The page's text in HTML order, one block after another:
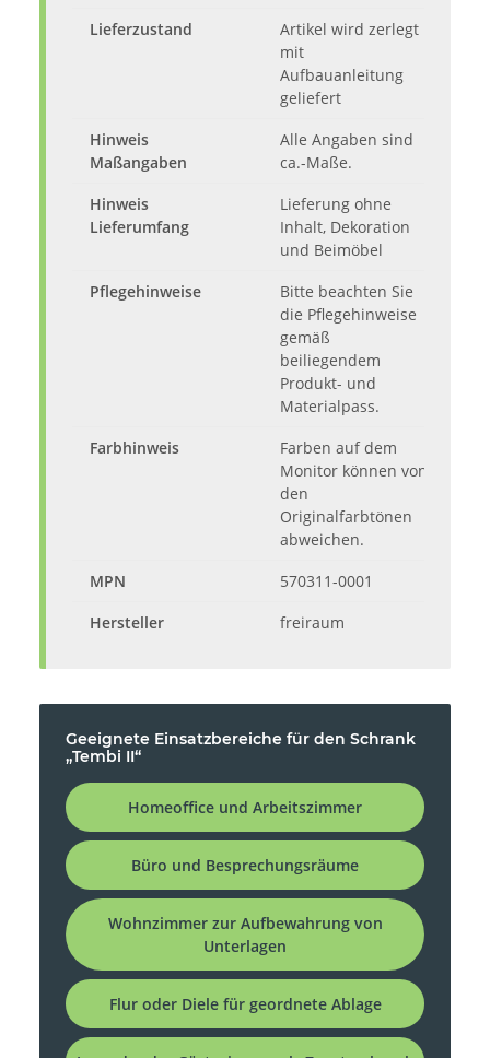
Lieferzustand
Artikel wird zerlegt
mit
Aufbauanleitung
geliefert
Hinweis
Maßangaben
Alle Angaben sind
ca.-Maße.
Hinweis
Lieferumfang
Lieferung ohne
Inhalt, Dekoration
und Beimöbel
Pflegehinweise
Bitte beachten Sie
die Pflegehinweise
gemäß
beiliegendem
Produkt- und
Materialpass.
Farbhinweis
Farben auf dem
Monitor können von
den
Originalfarbtönen
abweichen.
MPN
570311-0001
Hersteller
freiraum
Geeignete Einsatzbereiche für den Schrank
„Tembi II“
Homeoffice und Arbeitszimmer
Büro und Besprechungsräume
Wohnzimmer zur Aufbewahrung von
Unterlagen
Flur oder Diele für geordnete Ablage